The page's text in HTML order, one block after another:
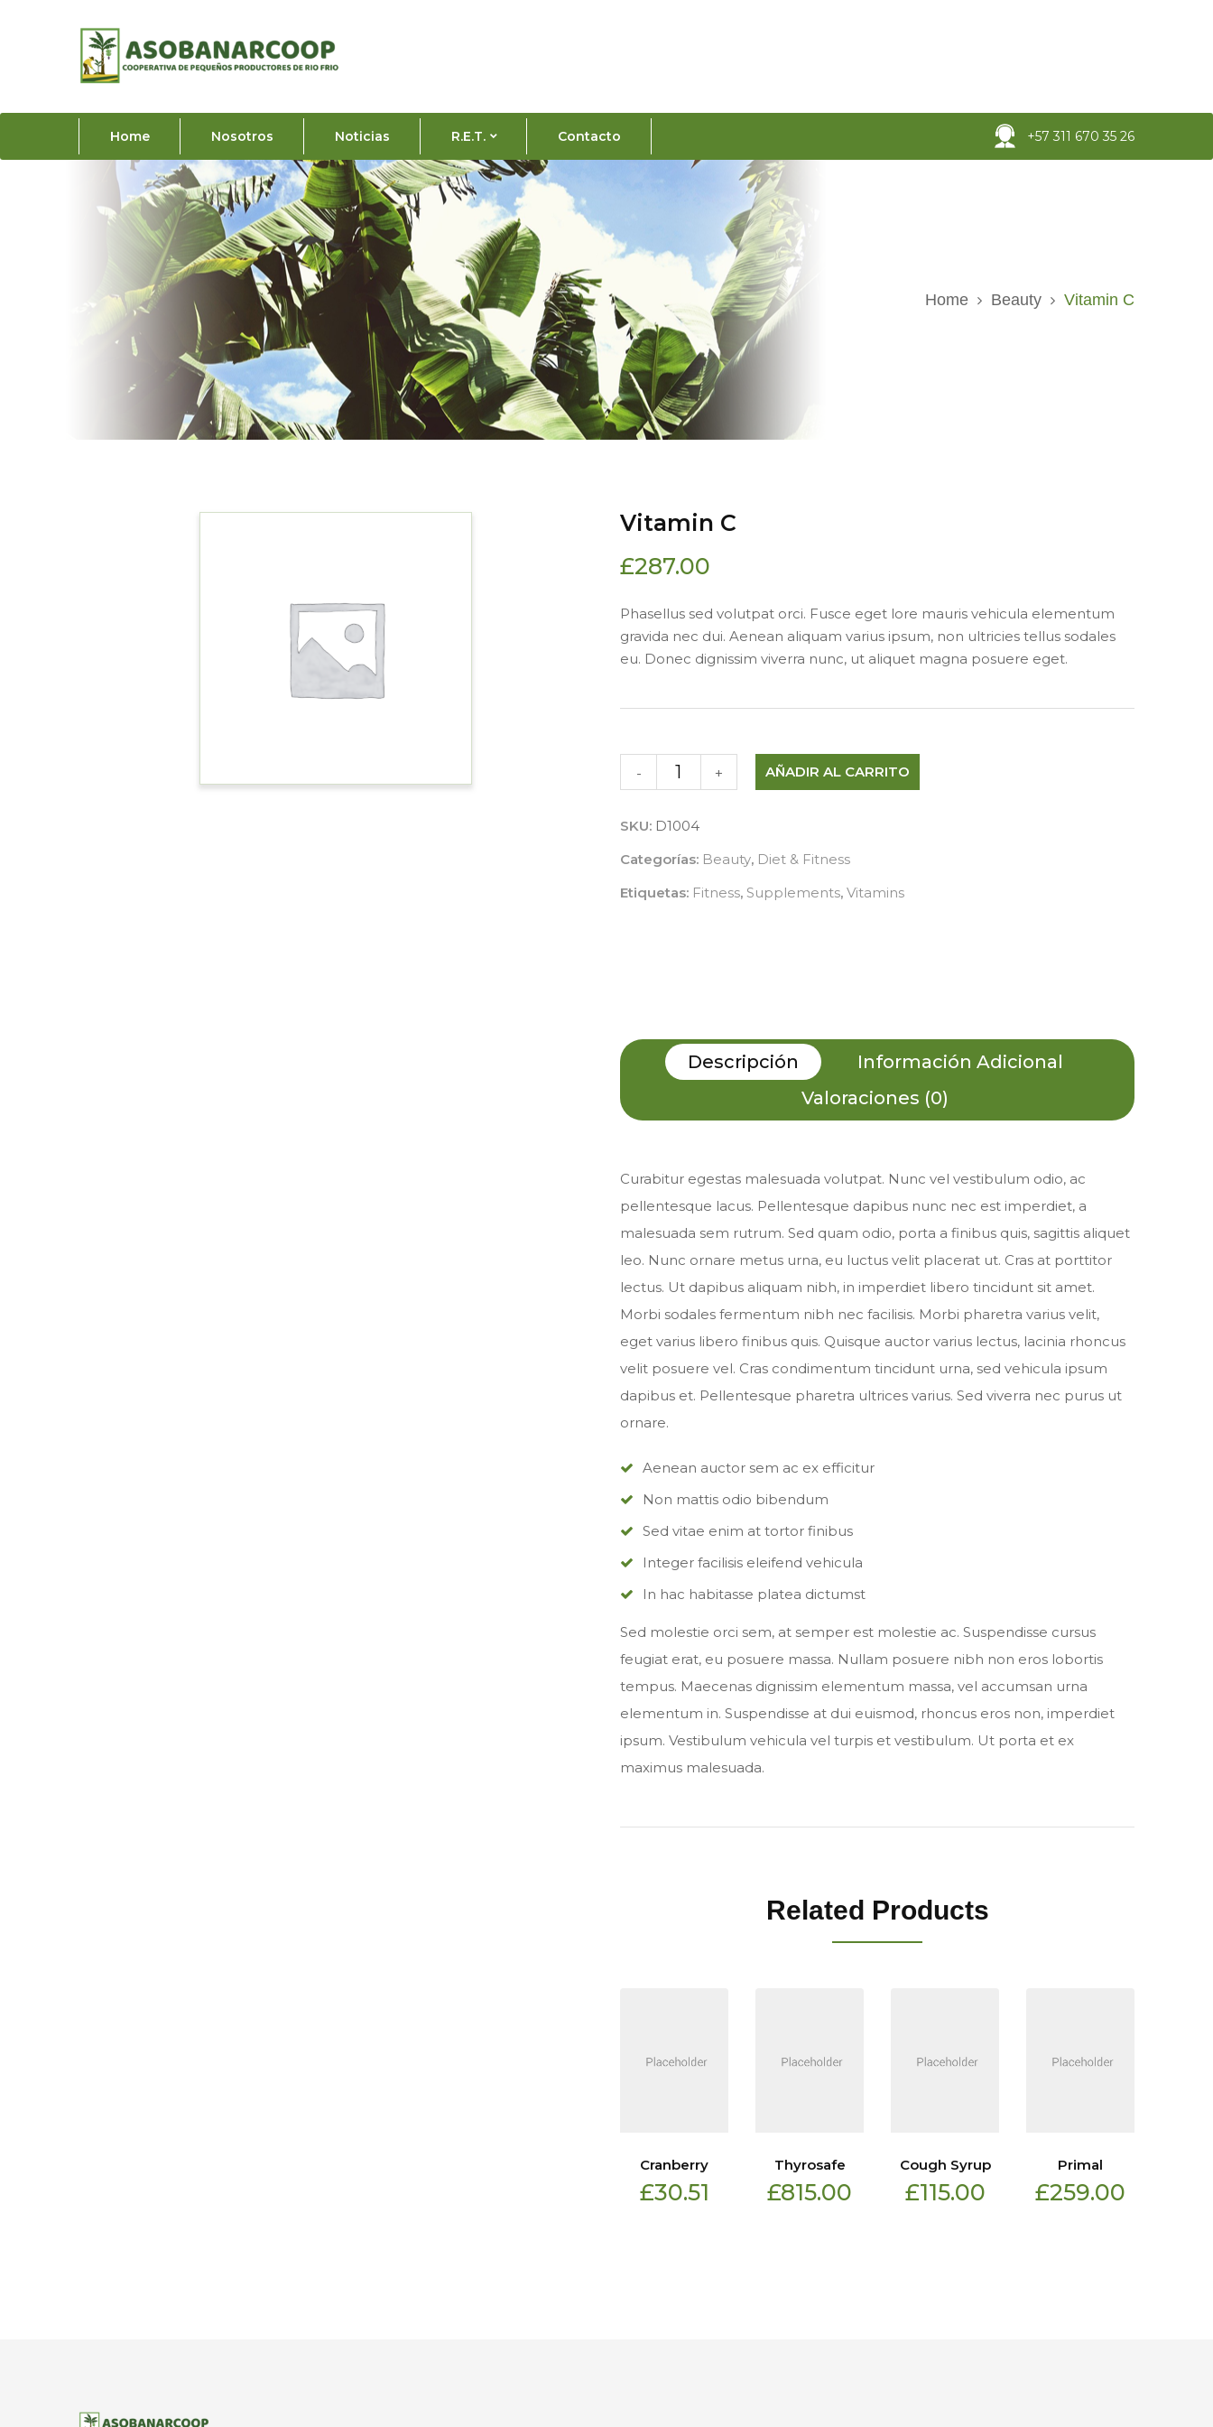
Home Nosotros Noticias R.E.T. Contacto +57 311 670 35 26
Home Beauty Vitamin C
Vitamin C
£287.00
Phasellus sed volutpat orci. Fusce eget lore mauris vehicula elementum
gravida nec dui. Aenean aliquam varius ipsum, non ultricies tellus sodales
eu. Donec dignissim viverra nunc, ut aliquet magna posuere eget.
+
- AÑADIR AL CARRITO
SKU: D1004
Categorías: Beauty, Diet & Fitness
Etiquetas: Fitness, Supplements, Vitamins
Descripción
Información Adicional
Valoraciones (0)
Curabitur egestas malesuada volutpat. Nunc vel vestibulum odio, ac
pellentesque lacus. Pellentesque dapibus nunc nec est imperdiet, a
malesuada sem rutrum. Sed quam odio, porta a finibus quis, sagittis aliquet
leo. Nunc ornare metus urna, eu luctus velit placerat ut. Cras at porttitor
lectus. Ut dapibus aliquam nibh, in imperdiet libero tincidunt sit amet.
Morbi sodales fermentum nibh nec facilisis. Morbi pharetra varius velit,
eget varius libero finibus quis. Quisque auctor varius lectus, lacinia rhoncus
velit posuere vel. Cras condimentum tincidunt urna, sed vehicula ipsum
dapibus et. Pellentesque pharetra ultrices varius. Sed viverra nec purus ut
ornare.
Aenean auctor sem ac ex efficitur
Non mattis odio bibendum
Sed vitae enim at tortor finibus
Integer facilisis eleifend vehicula
In hac habitasse platea dictumst
Sed molestie orci sem, at semper est molestie ac. Suspendisse cursus
feugiat erat, eu posuere massa. Nullam posuere nibh non eros lobortis
tempus. Maecenas dignissim elementum massa, vel accumsan urna
elementum in. Suspendisse at dui euismod, rhoncus eros non, imperdiet
ipsum. Vestibulum vehicula vel turpis et vestibulum. Ut porta et ex
maximus malesuada.
Related Products
Cranberry
£30.51
Thyrosafe
£815.00
Cough Syrup
£115.00
Primal
£259.00